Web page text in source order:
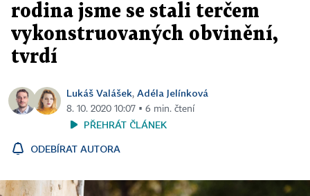
rodina jsme se stali terčem
vykonstruovaných obvinění,
tvrdí
Lukáš Valášek, Adéla Jelínková
8. 10. 2020 10:07 ▪ 6 min. čtení
PŘEHRÁT ČLÁNEK
ODEBÍRAT AUTORA